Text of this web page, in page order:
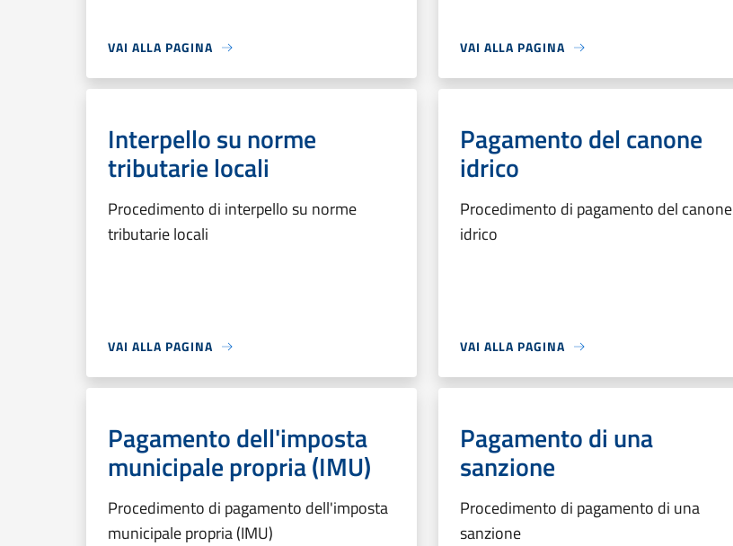
VAI ALLA PAGINA VAI ALLA PAGINA
Interpello su norme
tributarie locali
Procedimento di interpello su norme
tributarie locali
VAI ALLA PAGINA
Pagamento del canone
idrico
Procedimento di pagamento del canone
idrico
VAI ALLA PAGINA
Pagamento dell'imposta
municipale propria (IMU)
Procedimento di pagamento dell'imposta
municipale propria (IMU)
Pagamento di una
sanzione
Procedimento di pagamento di una
sanzione